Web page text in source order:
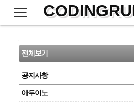
으
CATEGORY
전체보기
공지사항
아두이노
검